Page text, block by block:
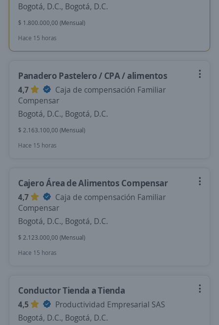
Bogotá, D.C., Bogotá, D.C.
$ 1.800.000,00 (Mensual)
Hace 15 horas
Panadero Pastelero / CPA / alimentos
4,7
Caja de compensación Familiar
Compensar
Bogotá, D.C., Bogotá, D.C.
$ 2.163.100,00 (Mensual)
Hace 15 horas
Cajero Área de Alimentos Compensar
4,7
Caja de compensación Familiar
Compensar
Bogotá, D.C., Bogotá, D.C.
$ 2.123.000,00 (Mensual)
Hace 15 horas
Conductor Tienda a Tienda
4,5
Productividad Empresarial SAS
Bogotá, D.C., Bogotá, D.C.